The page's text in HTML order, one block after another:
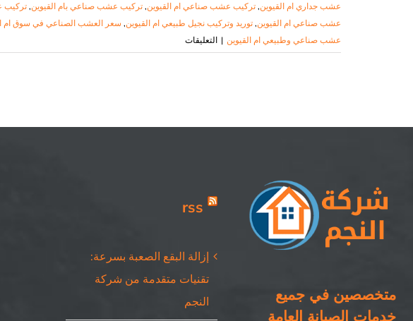
عشب جداري ام القيوين, تركيب عشب صناعي ام القيوين, تركيب عشب صناعي بام القيوين, تركيب
عشب صناعي ام القيوين, توريد وتركيب نجيل طبيعي ام القيوين, سعر العشب الصناعي في سوق ام
عشب صناعي وطبيعي ام القيوين | التعليقاتعلى
تركيب
مغلقة
متخصصين في جميع
خدمات الصيانة العامة
rss
إزالة البقع الصعبة بسرعة:
تقنيات متقدمة من شركة
النجم